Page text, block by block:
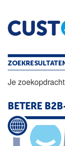
Home
Je zoekopdracht
BETERE